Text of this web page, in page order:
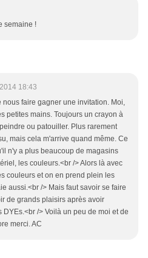
semaine !
18:43
nous faire gagner une invitation. Moi,
petites mains. Toujours un crayon à
ou patouiller. Plus rarement
mais cela m'arrive quand même. Ce
n'y a plus beaucoup de magasins
les couleurs.<br /> Alors là avec
couleurs et on en prend plein les
aussi.<br /> Mais faut savoir se faire
de grands plaisirs après avoir
/> Voilà un peu de moi et de
merci. AC